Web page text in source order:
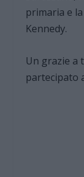
primaria e
Kennedy.
Un grazie a
partecipato